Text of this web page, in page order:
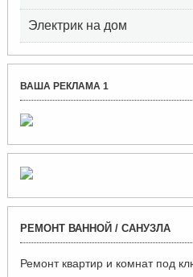
Электрик на дом
ВАША РЕКЛАМА 1
РЕМОНТ ВАННОЙ / САНУЗЛА
Ремонт квартир и комнат под